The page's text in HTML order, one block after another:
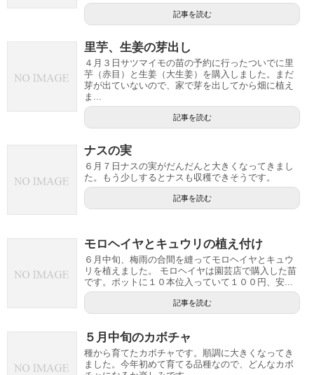
記事を読む
里芋、生姜の芽出し
４月３日サツマイモの苗の予約に行ったついでに里
芋（赤目）と生姜（大生姜）を購入しました。まだ
芽が出ていないので、家で芽を出してから畑に植え
ま...
記事を読む
ナスの実
６月７日ナスの実がだんだんと大きくなってきまし
た。もう少しするとナスも収穫できそうです。
記事を読む
モロヘイヤとキュウリの植え付け
６月中旬、梅雨の合間を縫ってモロヘイヤとキュウ
リを植えました。 モロヘイヤは園芸店で購入した苗
です。ポットに１０本位入っていて１００円、安...
記事を読む
５月中旬のカボチャ
種から育てたカボチャです。順調に大きくなってき
ました。今年初めて育てる品種なので、どんなカボ